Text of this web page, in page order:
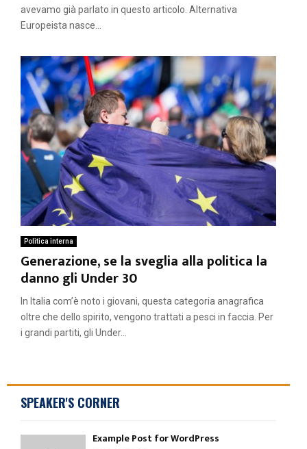
avevamo già parlato in questo articolo. Alternativa
Europeista nasce...
Politica interna
Generazione, se la sveglia alla politica la
danno gli Under 30
In Italia com’è noto i giovani, questa categoria anagrafica
oltre che dello spirito, vengono trattati a pesci in faccia. Per
i grandi partiti, gli Under...
SPEAKER'S CORNER
Example Post for WordPress